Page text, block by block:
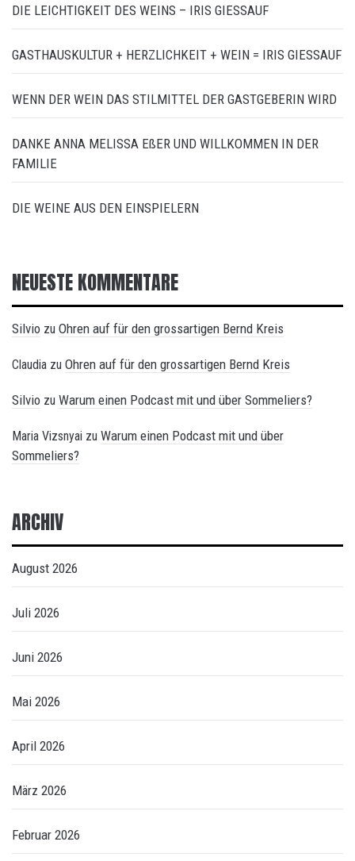
DIE LEICHTIGKEIT DES WEINS – IRIS GIESSAUF
GASTHAUSKULTUR + HERZLICHKEIT + WEIN = IRIS GIESSAUF
WENN DER WEIN DAS STILMITTEL DER GASTGEBERIN WIRD
DANKE ANNA MELISSA EßER UND WILLKOMMEN IN DER
FAMILIE
DIE WEINE AUS DEN EINSPIELERN
NEUESTE KOMMENTARE
Silvio zu Ohren auf für den grossartigen Bernd Kreis
Claudia zu Ohren auf für den grossartigen Bernd Kreis
Silvio zu Warum einen Podcast mit und über Sommeliers?
Maria Vizsnyai zu Warum einen Podcast mit und über
Sommeliers?
ARCHIV
August 2026
Juli 2026
Juni 2026
Mai 2026
April 2026
März 2026
Februar 2026